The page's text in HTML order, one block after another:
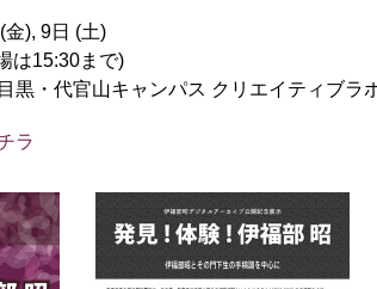
), 9日 (土)
は15:30まで)
黒・代官山キャンパス クリエイティブラ
ラ